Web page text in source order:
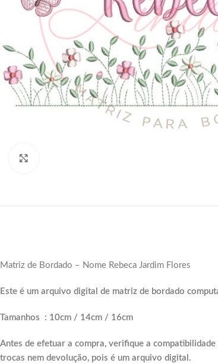
Matriz de Bordado – Nome Rebeca Jardim Flores
Este é um arquivo digital de matriz de bordado
Tamanhos : 10cm / 14cm / 16cm
Antes de efetuar a compra, verifique a
trocas nem devolução, pois é um arquivo digital.